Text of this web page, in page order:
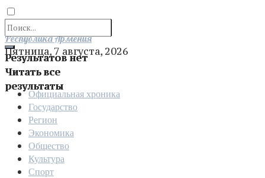
Результатов нет
Читать все
результаты
Отправить
Республика Армения
Пятница, 7 августа, 2026
Официальная хроника
Государство
Регион
Экономика
Общество
Культура
Спорт